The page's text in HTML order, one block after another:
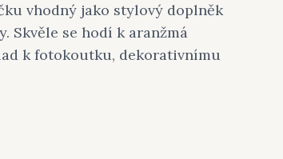
vhodný jako stylový doplněk
Skvěle se hodí k aranžmá
k fotokoutku, dekorativnímu